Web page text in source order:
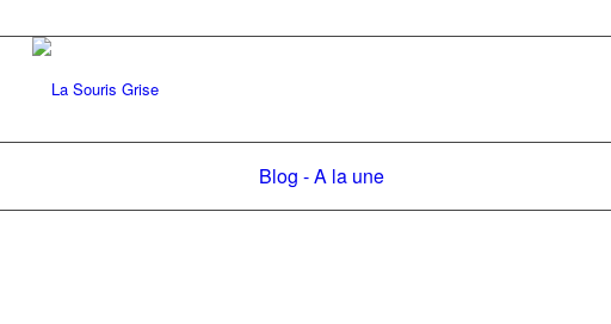
Blog - A la une